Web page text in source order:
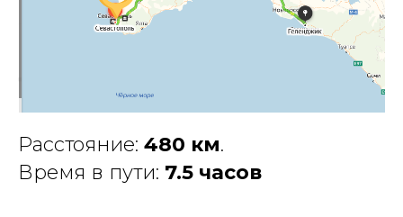
Расстояние: 480 км.
Время в пути: 7.5 часов